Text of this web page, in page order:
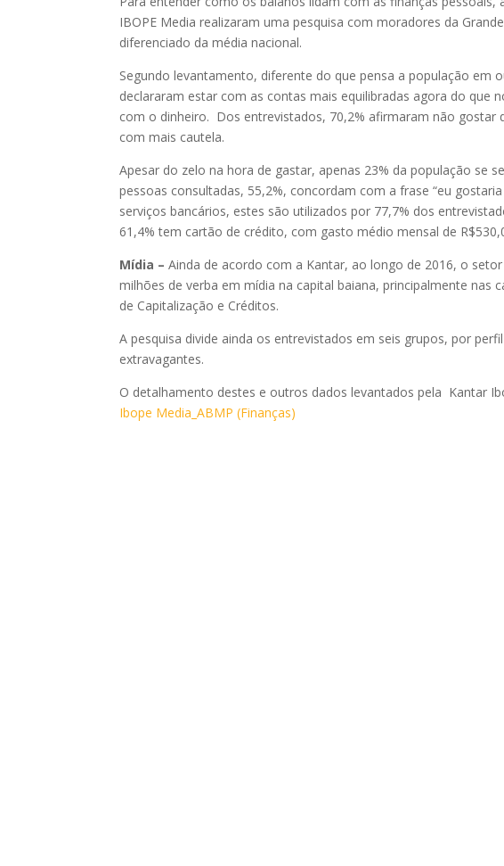
IBOPE Media realizaram uma pesquisa com moradores da
diferenciado da média nacional.
Segundo levantamento, diferente do que pensa a população
declararam estar com as contas mais equilibradas agora do que
com o dinheiro. Dos entrevistados, 70,2% afirmaram não gostar
com mais cautela.
Apesar do zelo na hora de gastar, apenas 23% da população se
pessoas consultadas, 55,2%, concordam com a frase “eu
serviços bancários, estes são utilizados por 77,7% dos
61,4% tem cartão de crédito, com gasto médio mensal de
Mídia –Ainda de acordo com a Kantar, ao longo de 2016, o
milhões de verba em mídia na capital baiana, principalmente nas
de Capitalização e Créditos.
A pesquisa divide ainda os entrevistados em seis grupos, por
extravagantes.
O detalhamento destes e outros dados levantados pela Kantar
Ibope Media_ABMP (Finanças)